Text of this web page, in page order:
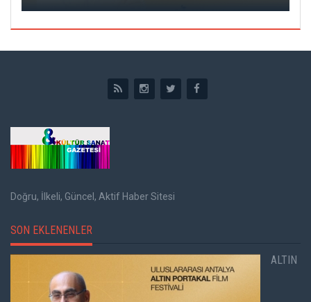
Doğru, İlkeli, Güncel, Aktif Haber Sitesi
SON EKLENENLER
ALTIN